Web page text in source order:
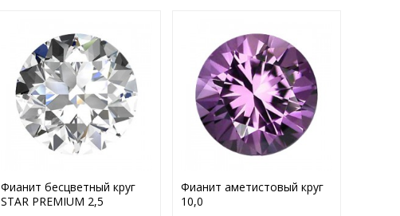
Фианит бесцветный круг
STAR PREMIUM 2,5
Фианит аметистовый круг
10,0